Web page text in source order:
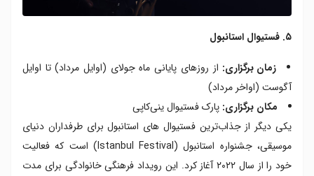
۵. فستیوال استانبول
زمان برگزاری: از روزهای پایانی ماه جولای (اوایل مرداد) تا اوایل
آگوست (اواخر مرداد)
مکان برگزاری: پارک فستیوال ینی‌کاپی
یکی دیگر از جذاب‌ترین فستیوال های استانبول برای طرفداران دنیای
موسیقی، جشنواره استانبول (Istanbul Festival) است که فعالیت
خود را از سال ۲۰۲۲ آغاز کرد. این رویداد فرهنگی خانوادگی برای مدت